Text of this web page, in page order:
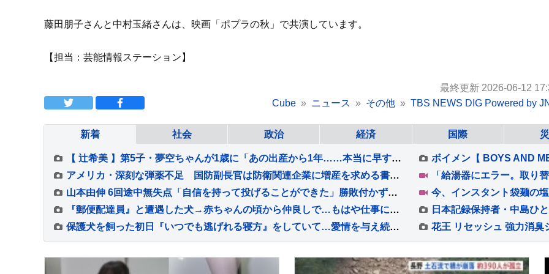
藤田朋子さんと中村玉緒さんは、映画「ポプラの秋」で共演しています。
【担当：芸能情報ステーション】
最終更新 2026-06-12
Cube
ニュース その他 TBS NEWS DIG Powered by
新着 社会 政治 経済 国際
【 辻希美 】第5子・夢空ちゃんが1歳に「あの出産から1年……本当に早すぎます」 手や口元がクリームだらけでケーキ頬張る姿も
アメリカ・深刻な弾薬不足 国防副長官は防衛関連企業に増産を求める書簡を送る
山本由伸 6回途中無失点「自信を持って投げることができた」勝敗付かずもチームの連敗ストップ「みんなの気持ちが1つになった」
『郵便配達員』と遭遇した犬→赤ちゃんの頃から仲良しで…もはや仕事にならない光景が54万再生「足にめり込めそうw」「配達員さんも嬉しい」
保護犬を飼った初日『いつでも逃げれる寝方』をしていて…愛情を与え続けた結果→感動的な『現在の寝相』に反響「愛されてる顔」「幸せで嬉しい」